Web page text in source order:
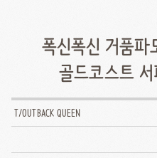
폭신폭신 거품
골드코스트
T/OUTBACK QUEEN